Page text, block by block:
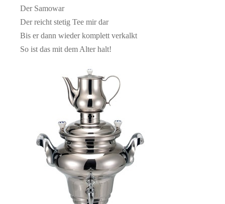
Der Samowar
Der reicht stetig Tee mir dar
Bis er dann wieder komplett verkalkt
So ist das mit dem Alter halt!